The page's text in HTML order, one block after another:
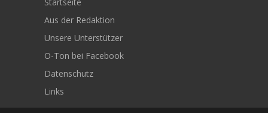
Aus der Redaktion
Unsere Unterstützer
O-Ton bei Facebook
Datenschutz
Links